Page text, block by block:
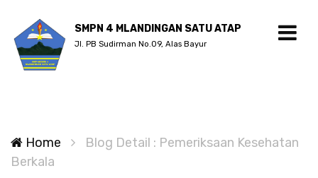
SMPN 4 MLANDINGAN SATU ATAP
Jl. PB Sudirman No.09, Alas Bayur
Home
Blog Detail : Pemeriksaan Kesehatan
Berkala